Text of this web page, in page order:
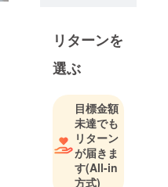
市に開業し
ます。
施設不足に
よる不安の
解消と、産
後1年までを
対象とした
宿泊型産後
ケアのでき
リターンを
選ぶ
目標金額
未達でも
リターン
が届きま
す(All-in
方式)